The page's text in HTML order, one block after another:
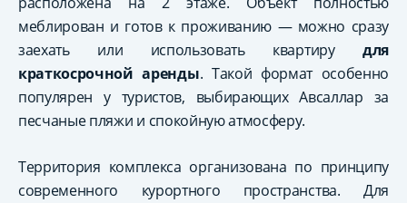
меблирован и готов к проживанию — можно сразу
заехать или использовать квартиру для
краткосрочной аренды. Такой формат особенно
популярен у туристов, выбирающих Авсаллар за
песчаные пляжи и спокойную атмосферу.
Территория комплекса организована по принципу
современного курортного пространства. Для